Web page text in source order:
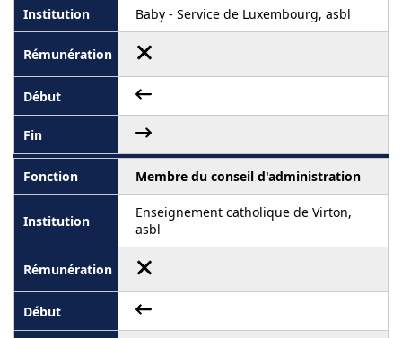
Baby - Service de Luxembourg, asbl
Membre du conseil d'administration
Enseignement catholique de Virton,
asbl